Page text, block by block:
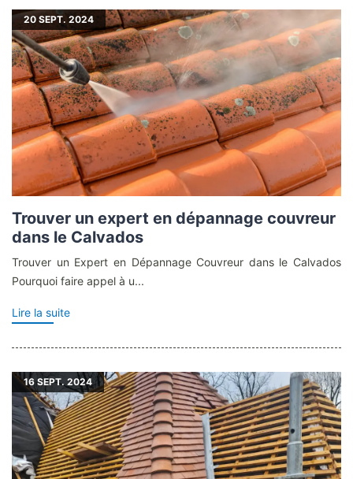
20 SEPT. 2024
Trouver un expert en dépannage couvreur
dans le Calvados
Trouver un Expert en Dépannage Couvreur dans le Calvados
Pourquoi faire appel à u...
Lire la suite
16SEPT. 2024